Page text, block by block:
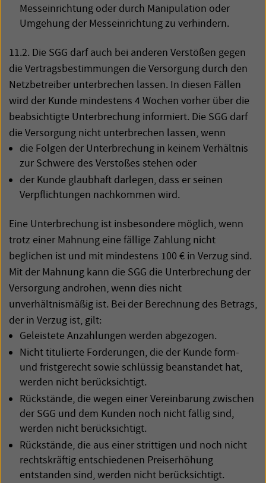
Messeinrichtung oder durch Manipulation oder
Umgehung der Messeinrichtung zu verhindern.
11.2. Die SGG darf auch bei anderen Verstößen gegen
die Vertragsbestimmungen die Versorgung durch den
Netzbetreiber unterbrechen lassen. In diesen Fällen
wird der Kunde mindestens 4 Wochen vorher über die
beabsichtigte Unterbrechung informiert. Die SGG darf
die Versorgung nicht unterbrechen lassen, wenn
die Folgen der Unterbrechung in keinem Verhältnis
zur Schwere des Verstoßes stehen oder
der Kunde glaubhaft darlegen, dass er seinen
Verpflichtungen nachkommen wird.
Eine Unterbrechung ist insbesondere möglich, wenn
trotz einer Mahnung eine fällige Zahlung nicht
beglichen ist und mit mindestens 100 € in Verzug sind.
Mit der Mahnung kann die SGG die Unterbrechung der
Versorgung androhen, wenn dies nicht
unverhältnismäßig ist. Bei der Berechnung des Betrags,
der in Verzug ist, gilt:
Geleistete Anzahlungen werden abgezogen.
Nicht titulierte Forderungen, die der Kunde form-
und fristgerecht sowie schlüssig beanstandet hat,
werden nicht berücksichtigt.
Rückstände, die wegen einer Vereinbarung zwischen
der SGG und dem Kunden noch nicht fällig sind,
werden nicht berücksichtigt.
Rückstände, die aus einer strittigen und noch nicht
rechtskräftig entschiedenen Preiserhöhung
entstanden sind, werden nicht berücksichtigt.